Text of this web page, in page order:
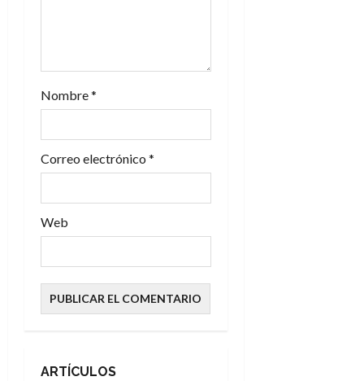
a
d
a
Nombre*
Correo electrónico *
Web
ARTÍCULOS